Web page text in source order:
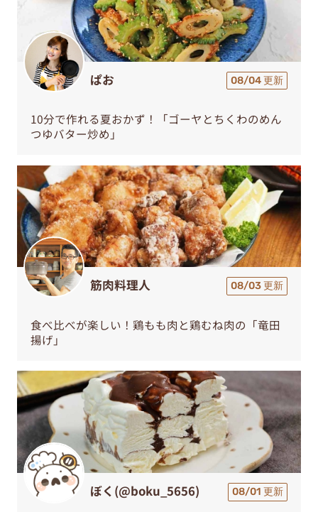
ぱお 08/04 更新
10分で作れる夏おかず！「ゴーヤとちくわのめん
つゆバター炒め」
筋肉料理人 08/03 更新
食べ比べが楽しい！鶏もも肉と鶏むね肉の「竜田
揚げ」
ぼく(@boku_5656) 08/01 更新